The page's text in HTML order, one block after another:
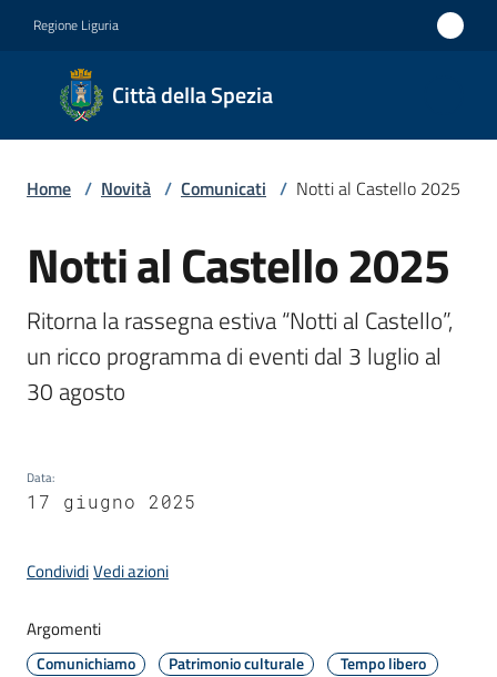
Regione Liguria
Città della Spezia
Città
della
Medaglia
d'oro al
Merito
Civile
Medaglia
d'argento
Amministrazione
Novità
Menu selezionato
Home / Novità / Comunicati / Notti al Castello 2025
Salta al contenuto
Notti al Castello 2025
Ritorna la rassegna estiva “Notti al Castello”,
un ricco programma di eventi dal 3 luglio al
30 agosto
Data:
17 giugno 2025
CondividiVedi azioni
Argomenti
Comunichiamo Patrimonio culturale Tempo libero